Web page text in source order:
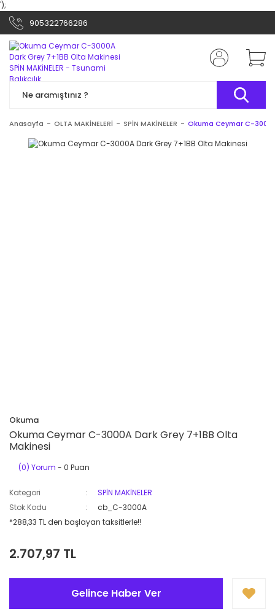
');
905322766286
Anasayfa OLTA MAKİNELERİ SPİN MAKİNELER Okuma Ceymar C-
Okuma
Okuma Ceymar C-3000A Dark Grey 7+1BB Olta
Makinesi
(0) Yorum - 0 Puan
Kategori
SPİN MAKİNELER
Stok Kodu
cb_C-3000A
*288,33 TL den başlayan taksitlerle!!
2.707,97 TL
Gelince Haber Ver